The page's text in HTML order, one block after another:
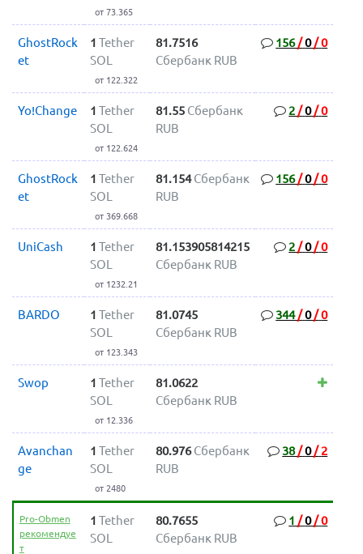
от 73.365
GhostRock
et
1 Tether
SOL
от 122.322
81.7516
Сбербанк RUB
156/0/0
Yo!Change 1 Tether
SOL
от 122.624
81.55 Сбербанк
RUB
2 /0/0
GhostRock
et
1 Tether
SOL
от 369.668
81.154 Сбербанк
RUB
156/0/0
UniCash 1 Tether
SOL
от 1232.21
81.153905814215
Сбербанк RUB
2 /0/0
BARDO 1 Tether
SOL
от 123.343
81.0745
Сбербанк RUB
344/0/0
Swop 1 Tether
SOL
от 12.336
81.0622
Сбербанк RUB
Avanchan
ge
1 Tether
SOL
от 2480
80.976 Сбербанк
RUB
38/0/ 2
Pro-Obmen
рекомендуе
т
1 Tether
SOL
80.7655
Сбербанк RUB
1 /0/0